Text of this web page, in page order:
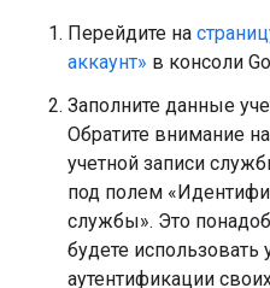
Перейдите на
аккаунт» в консоли
Заполните данные
Обратите внимание
учетной записи
под полем
службы». Это
будете
аутентификации